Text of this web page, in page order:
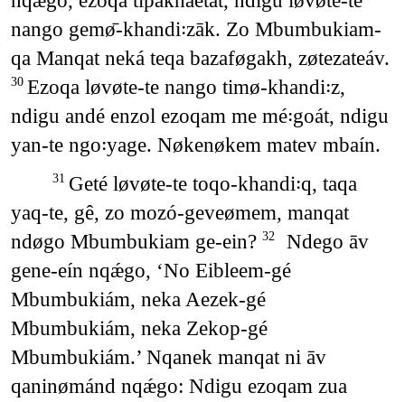
nango gemø̄-khandi꞉zāk. Zo Mbumbukiam-
qa Manqat neká teqa bazaføgakh, zøtezateáv.
30 Ezoqa løvøte-te nango timø-khandi꞉z,
ndigu andé enzol ezoqam me mé꞉goát, ndigu
yan-te ngo꞉yage. Nøkenøkem matev mbaín.
31 Geté løvøte-te toqo-khandi꞉q, taqa
yaq-te, gê, zo mozó-geveømem, manqat
ndøgo Mbumbukiam ge-ein? 32
Ndego āv
gene-eín nqǽgo, ‘No Eibleem-gé
Mbumbukiám, neka Aezek-gé
Mbumbukiám, neka Zekop-gé
Mbumbukiám.’ Nqanek manqat ni āv
qaninømánd nqǽgo: Ndigu ezoqam zua